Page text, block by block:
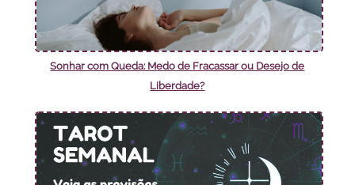
Sonhar com Queda: Medo de Fracassar ou Desejo de
Liberdade?